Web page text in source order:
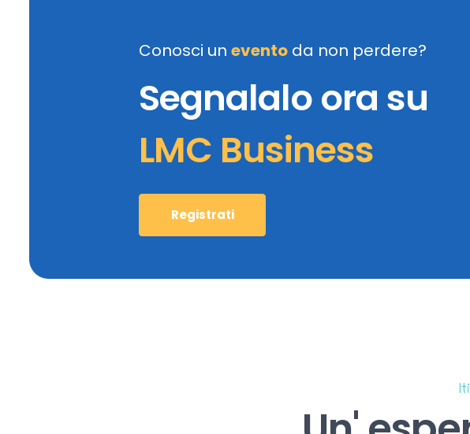
Conosci un evento da non perdere?
Segnalalo ora su
LMC Business
Registrati